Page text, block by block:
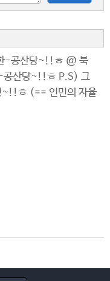
-공산당~!!ㅎ @ 북
공산당~!!ㅎ P.S) 그
ㅎ (== 인민의 자율